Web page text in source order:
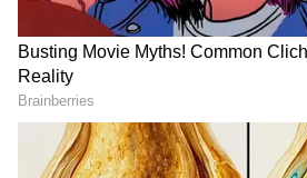
Image Credit : Asianet News
ఫేవరెట్‌గా మారిన 'దియా'
దియా పాత్రకు రష్మిక తీసుకొచ్చిన
ఎక్కువగా